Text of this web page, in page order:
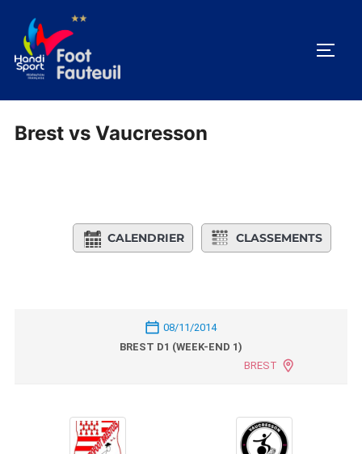
contenu
Brest vs Vaucresson
CALENDRIER CLASSEMENTS
08/11/2014
BREST D1 (WEEK-END 1)
BREST